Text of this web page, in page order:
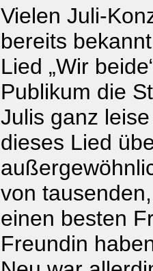
Vielen Juli-
bereits
Lied „Wir
Publikum die
Julis ganz
dieses Lied
von
einen besten
Freundin